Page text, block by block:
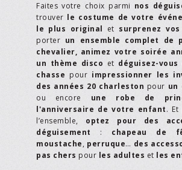
Faites votre choix parmi nos
trouver le costume de votre
le plus original et surprenez
porter un ensemble complet de
chevalier, animez votre soirée
un thème disco et déguisez-vous
chasse pour impressionner les
des années 20 charleston pour un
ou encore une robe de
l'anniversaire de votre enfant.
l’ensemble, optez pour des
déguisement : chapeau de
moustache, perruque… des
pas chers pour les adultes et les